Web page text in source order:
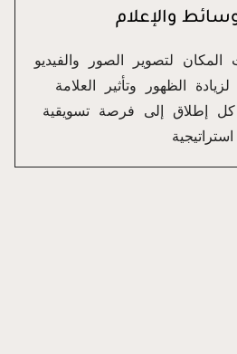
والإعلام
لتصوير الصور والفيديو
لزيادة الظهور وتأثير العلامة
كل إطلاق إلى فرصة تسويقية
استراتيجية